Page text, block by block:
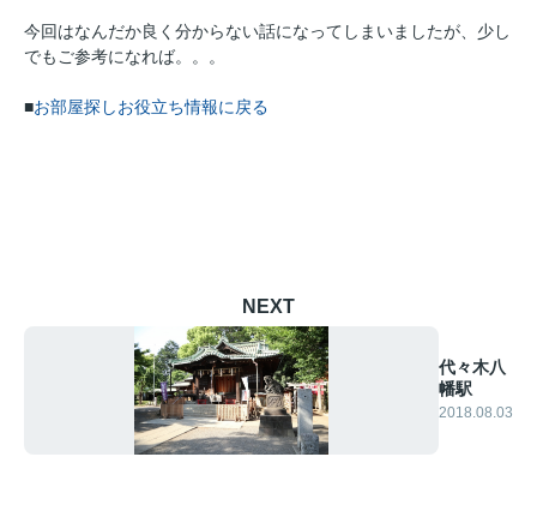
今回はなんだか良く分からない話になってしまいましたが、少し
でもご参考になれば。。。
■お部屋探しお役立ち情報に戻る
NEXT
代々木八
幡駅
2018.08.03